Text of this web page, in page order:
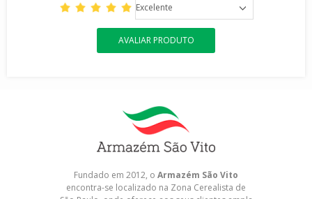
Excelente
AVALIAR PRODUTO
Fundado em 2012, o Armazém São Vito
encontra-se localizado na Zona Cerealista de